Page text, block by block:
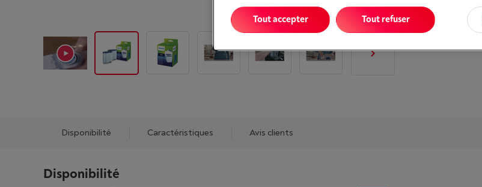
Disponibilité Caractéristiques Avis clients
Disponibilité
Tout refuser
Tout accepter